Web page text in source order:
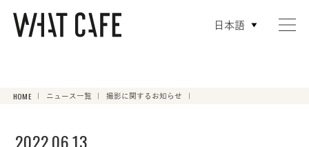
び内観の写真、映像、情報などを業務（営利）目的で各種媒体に掲載する場合撮影に関するお問い合わせに">
日頃より、WHAT CAFEをご利用いただきありがとうございます。当施設の撮影に関して以下2点を行う場合に
は、寺田倉庫株式会社の許可が必要です。・業務（営利）目的による撮影、取材などを行う場合・建物外観及
び内観の写真、映像、情報などを業務（営利）目的で各種媒体に掲載する場合撮影に関するお問い合わせに">
日本語
HOME ニュース一覧 撮影に関するお知らせ
2022.06.13